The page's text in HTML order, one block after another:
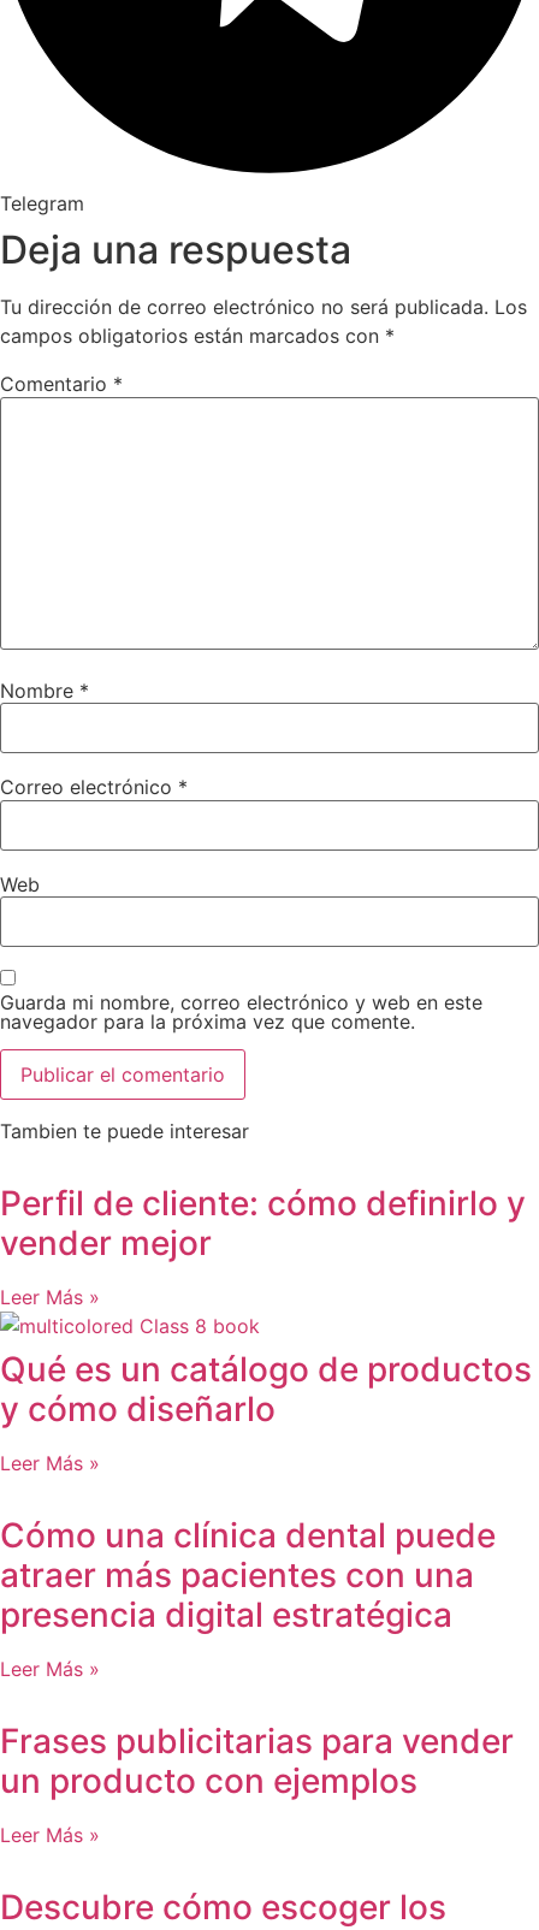
Telegram
Deja una respuesta
Tu dirección de correo electrónico no será publicada. Los
campos obligatorios están marcados con *
Comentario *
Nombre *
Correo electrónico *
Web
Guarda mi nombre, correo electrónico y web en este
navegador para la próxima vez que comente.
Tambien te puede interesar
Perfil de cliente: cómo definirlo y
vender mejor
Leer Más »
Qué es un catálogo de productos
y cómo diseñarlo
Leer Más »
Cómo una clínica dental puede
atraer más pacientes con una
presencia digital estratégica
Leer Más »
Frases publicitarias para vender
un producto con ejemplos
Leer Más »
Descubre cómo escoger los